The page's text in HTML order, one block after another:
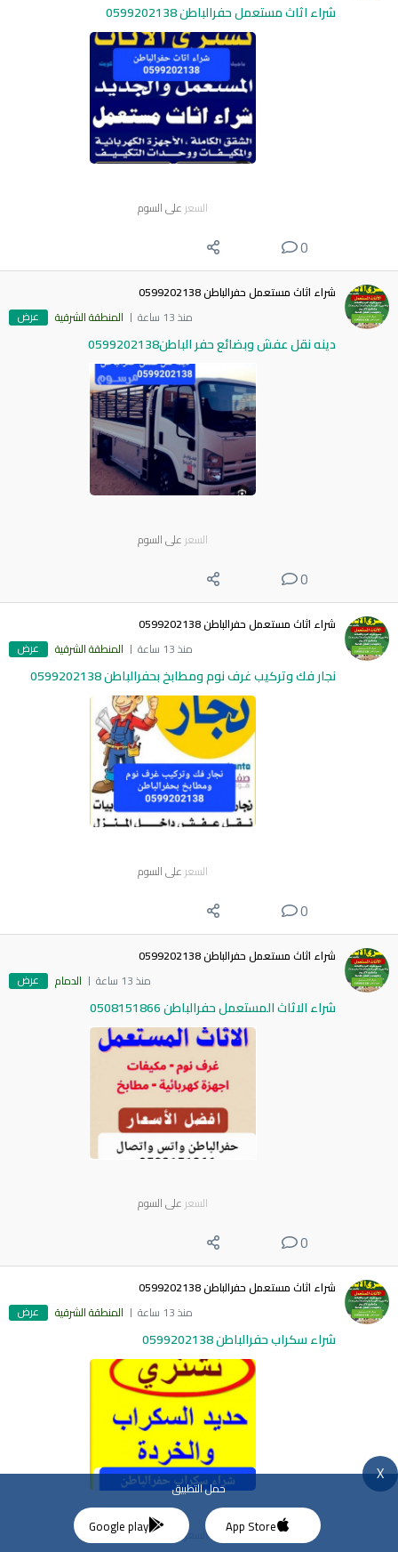
شراء اثاث مستعمل حفرالباطن 0599202138
السعر على السوم
0
شراء اثاث مستعمل حفرالباطن 0599202138
منذ 13 ساعة
المنطقة الشرقية عرض
دينه نقل عفش وبضائع حفر الباطن0599202138
السعر على السوم
0
شراء اثاث مستعمل حفرالباطن 0599202138
منذ 13 ساعة
المنطقة الشرقية عرض
نجار فك وتركيب غرف نوم ومطابخ بحفرالباطن 0599202138
السعر على السوم
0
شراء اثاث مستعمل حفرالباطن 0599202138
منذ 13 ساعة
الدمام عرض
شراء الاثاث المستعمل حفرالباطن 0508151866
السعر على السوم
0
شراء اثاث مستعمل حفرالباطن 0599202138
منذ 13 ساعة
المنطقة الشرقية عرض
شراء سكراب حفرالباطن 0599202138
السعرعلى السوم
X
حمل التطبيق
App Store
Google play